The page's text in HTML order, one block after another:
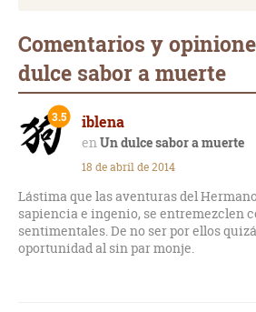
Comentarios y
dulce sabor a muerte
iblena
Un dulce sabor a muerte
3.5
18 de abril de 2014
Lástima que las aventuras del
sapiencia e ingenio, se entremezclen
sentimentales. De no ser por ellos
oportunidad al sin par monje.